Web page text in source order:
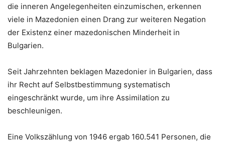
die inneren Angelegenheiten einzumischen, erkennen
viele in Mazedonien einen Drang zur weiteren Negation
der Existenz einer mazedonischen Minderheit in
Bulgarien.
Seit Jahrzehnten beklagen Mazedonier in Bulgarien, dass
ihr Recht auf Selbstbestimmung systematisch
eingeschränkt wurde, um ihre Assimilation zu
beschleunigen.
Eine Volkszählung von 1946 ergab 160.541 Personen, die